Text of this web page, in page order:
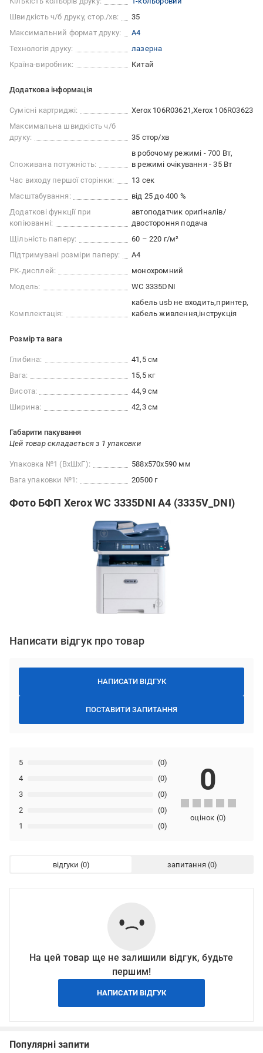
Швидкість ч/б друку, стор./хв:
35
Максимальний формат друку:
А4
Технологія друку:
лазерна
Країна-виробник:
Китай
Додаткова інформація
Сумісні картриджі: Xerox 106R03621 Xerox 106R03623
Максимальна швидкість ч/б
друку:
35 стор/хв
Споживана потужність:
в робочому режимі - 700 Вт
в режимі очікування - 35 Вт
Час виходу першої сторінки:
13 сек
Масштабування:
від 25 до 400 %
Додаткові функції при
копіюванні:
автоподатчик оригіналів/
двостороння подача
Щільність паперу:
60 – 220 г/м²
Підтримувані розміри паперу:
А4
РК-дисплей:
монохромний
Модель:
WC 3335DNI
Комплектація:
кабель usb не входить принтер
кабель живлення інструкція
Розмір та вага
Глибина:
41,5 см
Вага:
15,5 кг
Висота:
44,9 см
Ширина:
42,3 см
Габарити пакування
Цей товар складається з 1 упаковки
Упаковка №1 (ВхШхГ):
588x570x590 мм
Вага упаковки №1:
20500 г
Фото БФП Xerox WC 3335DNI А4 (3335V_DNI)
Написати відгук про товар
НАПИСАТИ ВІДГУК
ПОСТАВИТИ ЗАПИТАННЯ
1 (0)
2 (0)
3 (0)
4 (0)
5 (0)
0
оцінок (0)
відгуки запитання
На цей товар ще не залишили відгук, будьте
першим!
НАПИСАТИ ВІДГУК
Популярні запити